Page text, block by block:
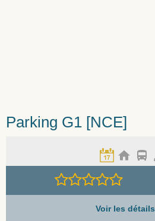
Parking G1 [NCE]
Voir les détails